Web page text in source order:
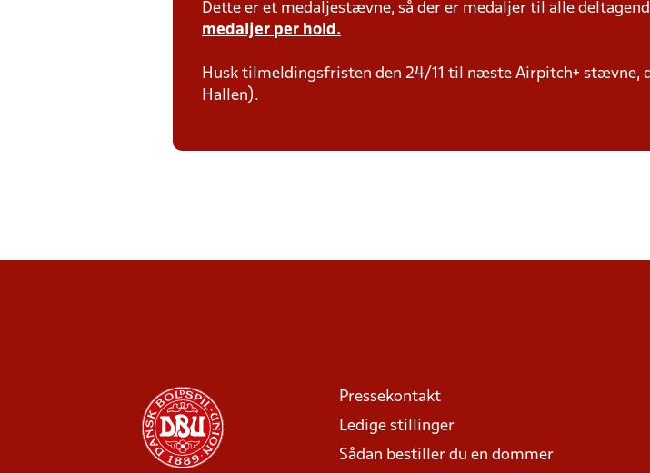
Dette er et medaljestævne, så der er medaljer til alle
medaljer per hold.
Husk tilmeldingsfristen den 24/11 til næste Airpitch+ stævne,
Hallen).
Pressekontakt
Ledige stillinger
Sådan bestiller du en dommer